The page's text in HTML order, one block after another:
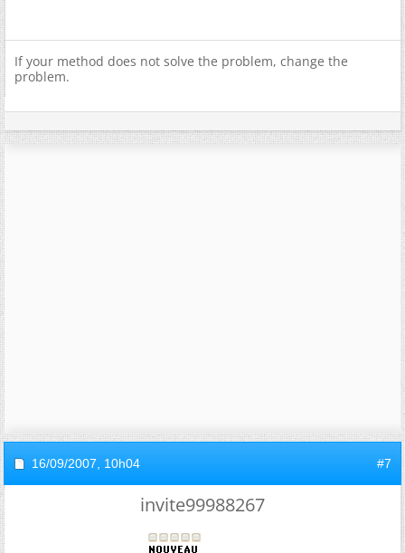
If your method does not solve the problem, change the
problem.
16/09/2007, 10h04 #7
invite99988267